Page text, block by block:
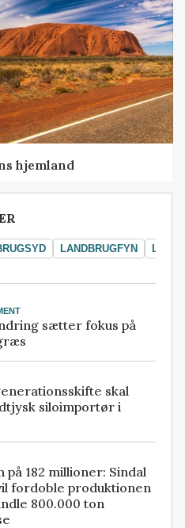
hjemland
LANDBRUGFYN
sætter fokus på
skal
siloimportør i
på 182 millioner: Sindal
fordoble produktionen
800.000 ton